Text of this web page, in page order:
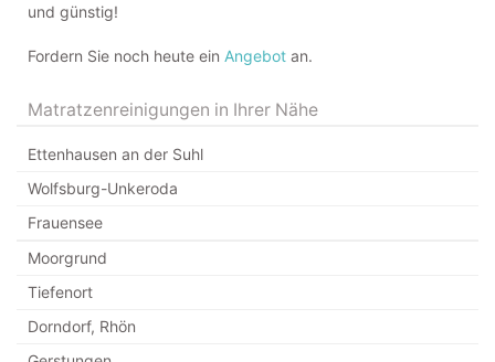
und günstig!
Fordern Sie noch heute ein Angebot an.
Matratzenreinigungen in Ihrer Nähe
Ettenhausen an der Suhl
Wolfsburg-Unkeroda
Frauensee
Moorgrund
Tiefenort
Dorndorf, Rhön